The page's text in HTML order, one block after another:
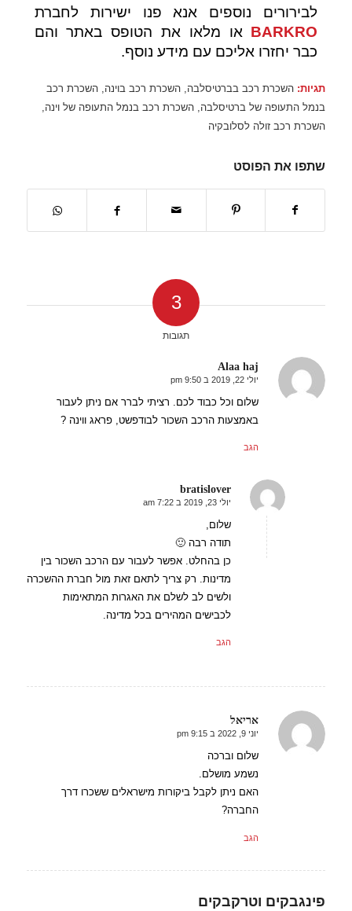
לבירורים נוספים אנא פנו ישירות לחברת
BARKRO או מלאו את הטופס באתר והם
כבר יחזרו אליכם עם מידע נוסף.
תגיות: השכרת רכב בברטיסלבה, השכרת רכב בוינה, השכרת רכב
בנמל התעופה של ברטיסלבה, השכרת רכב בנמל התעופה של וינה,
השכרת רכב זולה לסלובקיה
שתפו את הפוסט
3
תגובות
Alaa haj
אומר:יולי 22, 2019 ב 9:50 pm
שלום וכל כבוד לכם. רציתי לברר אם ניתן לעבור
באמצעות הרכב השכור לבודפשט, פראג ווינה ?
הגב
bratislover
אומר:יולי 23, 2019 ב 7:22 am
שלום,
תודה רבה 🙂
כן בהחלט. אפשר לעבור עם הרכב השכור בין
מדינות. רק צריך לתאם זאת מול חברת ההשכרה
ולשים לב לשלם את האגרות המתאימות
לכבישים המהירים בכל מדינה.
הגב
אריאל
אומר:יוני 9, 2022 ב 9:15 pm
שלום וברכה
נשמע מושלם.
האם ניתן לקבל ביקורות מישראלים ששכרו דרך
החברה?
הגב
פינגבקים וטרקבקים